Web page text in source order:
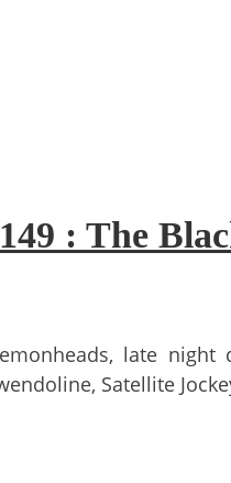
: The
late night
Satellite